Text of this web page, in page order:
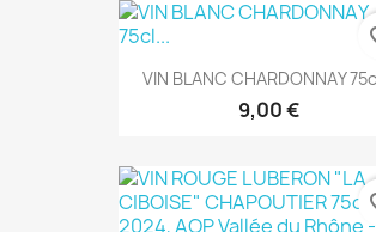
VIN BLANC CHARDONNAY
9,00 €